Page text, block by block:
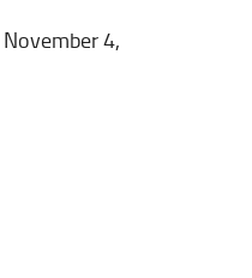
November 4,